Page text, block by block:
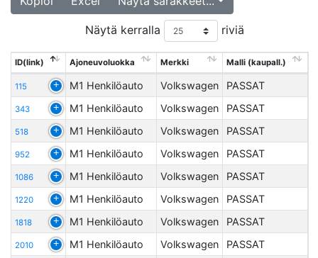
Näytä kerralla riviä
ID(link) Ajoneuvoluokka Merkki Malli (kaupall.)
115 M1 Henkilöauto Volkswagen PASSAT
343 M1 Henkilöauto Volkswagen PASSAT
518 M1 Henkilöauto Volkswagen PASSAT
952 M1 Henkilöauto Volkswagen PASSAT
1086 M1 Henkilöauto Volkswagen PASSAT
1220 M1 Henkilöauto Volkswagen PASSAT
1818 M1 Henkilöauto Volkswagen PASSAT
2010 M1 Henkilöauto Volkswagen PASSAT